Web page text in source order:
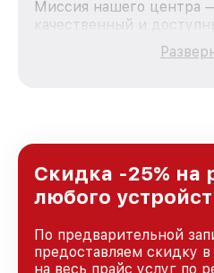
Миссия нашего центра
качественный и
каждого пользователя
зависимости от
и лояльности наших
Скидка -25% на
любого
По предварительной
предоставляем скидку
на весь прайс услуг по